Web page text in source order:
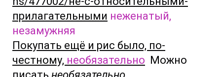
прилагательными неженатый,
незамужняя
Покупать ещё и рис было, по-
честному, необязательно Можно